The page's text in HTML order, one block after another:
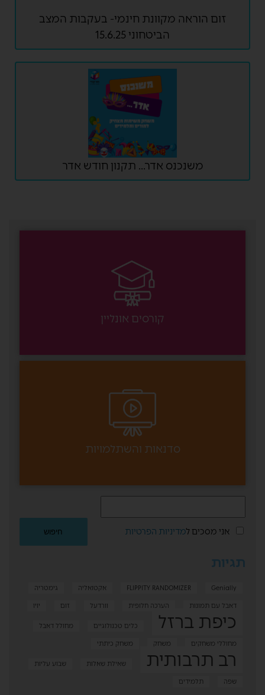
זום הוראה מקוונת חינמי- בעקבות המצב
הביטחוני 15.6.25
משנכנס אדר... תקנון חודש אדר
קורסים אונליין
סדנאות והשתלמויות
אני מסכים למדיניות הפרטיות
תגיות
FLIPPITY RANDOMIZER Genially אקטואליה
גימטריה
דאבל עם תמונות
הערכה חלופית וורדעל זום יויו
כיפת ברזל כלים טכנולוגיים
מחולל דאבל
מחוללי משחקים
משחק משחק כיתתי
רב תרבותית שאילת שאלות
שבוע עליות
שפה
תלמידים